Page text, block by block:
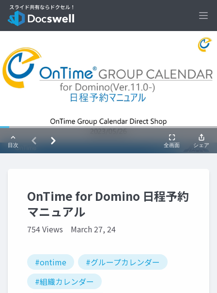
OnTime for Domino 日程予約
マニュアル
754 Views March 27, 24
#ontime
#グループカレンダー
#組織カレンダー